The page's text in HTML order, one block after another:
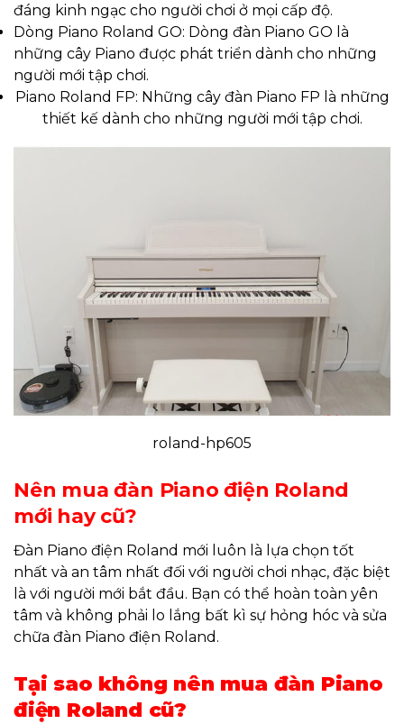
đáng kinh ngạc cho người chơi ở mọi cấp độ.
Dòng Piano Roland GO: Dòng đàn Piano GO là
những cây Piano được phát triển dành cho những
người mới tập chơi.
Piano Roland FP: Những cây đàn Piano FP là những
thiết kế dành cho những người mới tập chơi.
roland-hp605
Nên mua đàn Piano điện Roland
mới hay cũ?
Đàn Piano điện Roland mới luôn là lựa chọn tốt
nhất và an tâm nhất đối với người chơi nhạc, đặc biệt
là với người mới bắt đầu. Bạn có thể hoàn toàn yên
tâm và không phải lo lắng bất kì sự hỏng hóc và sửa
chữa đàn Piano điện Roland.
Tại sao không nên mua đàn Piano
điện Roland cũ?